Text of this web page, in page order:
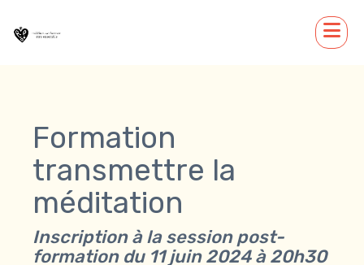
Formation
transmettre la
méditation
Inscription à la session post-
formation du 11 juin 2024 à 20h30